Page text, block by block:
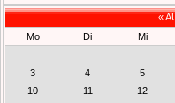
«
Mo
Di Mi
3
4 5
10
11 12